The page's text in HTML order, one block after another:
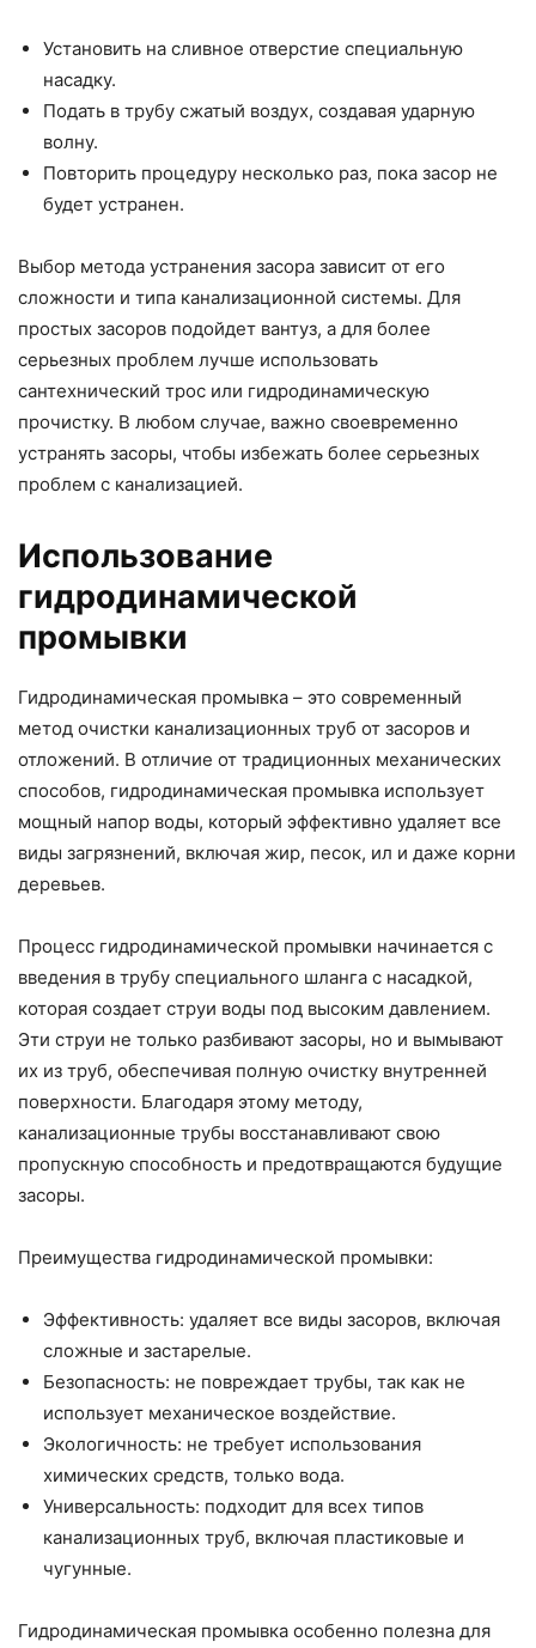
Установить на сливное отверстие специальную
насадку.
Подать в трубу сжатый воздух, создавая ударную
волну.
Повторить процедуру несколько раз, пока засор не
будет устранен.
Выбор метода устранения засора зависит от его
сложности и типа канализационной системы. Для
простых засоров подойдет вантуз, а для более
серьезных проблем лучше использовать
сантехнический трос или гидродинамическую
прочистку. В любом случае, важно своевременно
устранять засоры, чтобы избежать более серьезных
проблем с канализацией.
Использование
гидродинамической
промывки
Гидродинамическая промывка – это современный
метод очистки канализационных труб от засоров и
отложений. В отличие от традиционных механических
способов, гидродинамическая промывка использует
мощный напор воды, который эффективно удаляет все
виды загрязнений, включая жир, песок, ил и даже корни
деревьев.
Процесс гидродинамической промывки начинается с
введения в трубу специального шланга с насадкой,
которая создает струи воды под высоким давлением.
Эти струи не только разбивают засоры, но и вымывают
их из труб, обеспечивая полную очистку внутренней
поверхности. Благодаря этому методу,
канализационные трубы восстанавливают свою
пропускную способность и предотвращаются будущие
засоры.
Преимущества гидродинамической промывки:
Эффективность: удаляет все виды засоров, включая
сложные и застарелые.
Безопасность: не повреждает трубы, так как не
использует механическое воздействие.
Экологичность: не требует использования
химических средств, только вода.
Универсальность: подходит для всех типов
канализационных труб, включая пластиковые и
чугунные.
Гидродинамическая промывка особенно полезна для